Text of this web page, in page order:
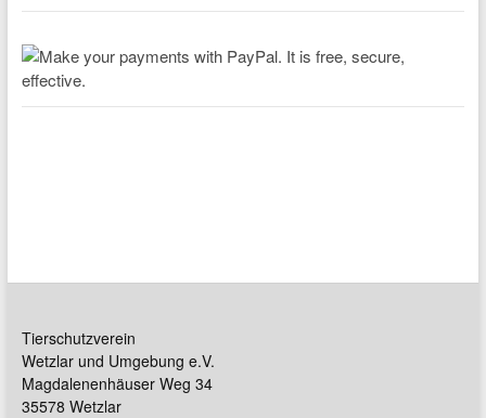
Tierschutzverein
Wetzlar und Umgebung e.V.
Magdalenenhäuser Weg 34
35578 Wetzlar